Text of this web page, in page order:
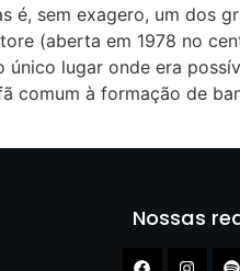
é, sem exagero, um dos
(aberta em 1978 no
lugar onde era
comum à formação de
Nossas